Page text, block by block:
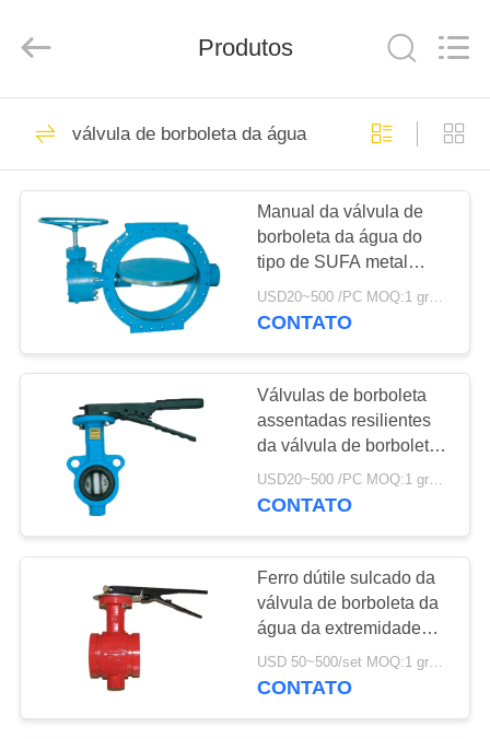
PARA
CASA
PRODUTOS
SOBRE
FÁBRICA
CONTROLE
DE
QUALIDADE
CONTACTE-
NOS
Equipment
Rights
Regulador de
pressão do gás
Fisher Gas
Regulator
44
Transmissor de
pressão diferencial
17
Produtos
válvula de borboleta da água
Manual da válvula de
borboleta da água do
tipo de SUFA metal
flangeado dobro do
grande ao metal
USD20~500 /PC MOQ:1 grupo
CONTATO
Válvulas de borboleta
assentadas resilientes
da válvula de borboleta
de Flowseal da estrutura
compacta
USD20~500 /PC MOQ:1 grupo
CONTATO
Ferro dútile sulcado da
válvula de borboleta da
água da extremidade
motorizado para o
produto químico médio
USD 50~500/set MOQ:1 grupo
CONTATO